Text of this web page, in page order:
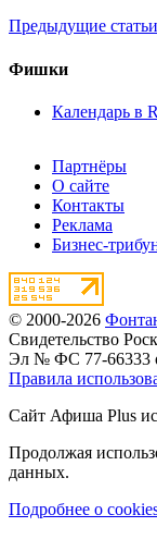
Предыдущие статьи
Фишки
Календарь в
Партнёры
О сайте
Контакты
Реклама
Бизнес-
© 2000-2026
Свидетельство
Эл № ФС 77-66333
Правила
Сайт Афиша Plus
Продолжая
данных.
Подробнее о